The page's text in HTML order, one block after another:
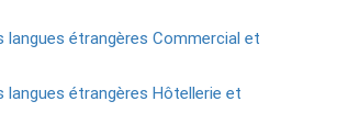
étrangères Commercial et
étrangères Hôtellerie et